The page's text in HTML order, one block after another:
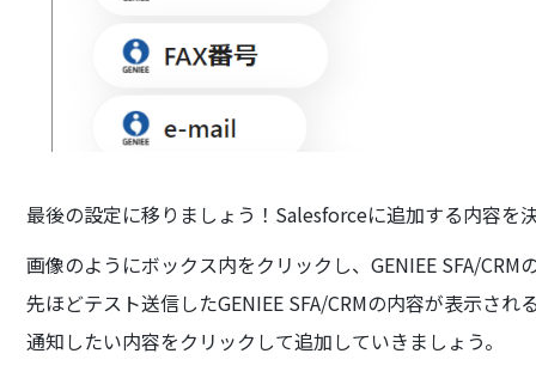
最後の設定に移りましょう！Salesforceに追加する内容を
画像のようにボックス内をクリックし、GENIEE SFA/
先ほどテスト送信したGENIEE SFA/CRMの内容が表示され
通知したい内容をクリックして追加していきましょう。